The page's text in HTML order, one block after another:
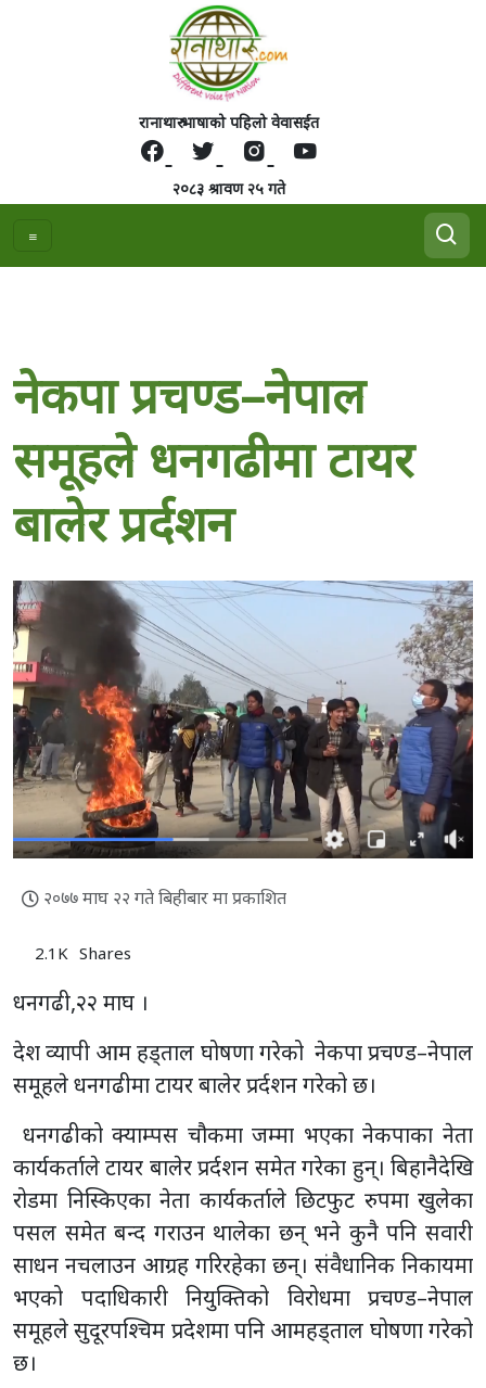
रानाथारु भाषाको पहिलो वेवासईत
२०८३ श्रावण २५ गते
नेकपा प्रचण्ड–नेपाल
समूहले धनगढीमा टायर
बालेर प्रर्दशन
२०७७ माघ २२ गते बिहीबार मा प्रकाशित
2.1K Shares
धनगढी,२२ माघ ।
देश व्यापी आम हड्ताल घोषणा गरेको नेकपा प्रचण्ड–नेपाल
समूहले धनगढीमा टायर बालेर प्रर्दशन गरेको छ।
धनगढीको क्याम्पस चौकमा जम्मा भएका नेकपाका नेता
कार्यकर्ताले टायर बालेर प्रर्दशन समेत गरेका हुन्। बिहानैदेखि
रोडमा निस्किएका नेता कार्यकर्ताले छिटफुट रुपमा खुलेका
पसल समेत बन्द गराउन थालेका छन् भने कुनै पनि सवारी
साधन नचलाउन आग्रह गरिरहेका छन्। संवैधानिक निकायमा
भएको पदाधिकारी नियुक्तिको विरोधमा प्रचण्ड–नेपाल
समूहले सुदूरपश्चिम प्रदेशमा पनि आमहड्ताल घोषणा गरेको
छ।